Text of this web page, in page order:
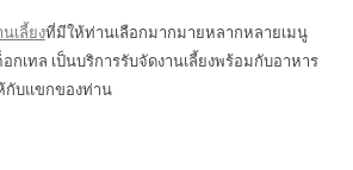
เลี้ยงที่มีให้ท่านเลือกมากมายหลากหลายเมนู
กเทล เป็นบริการรับจัดงานเลี้ยงพร้อมกับอาหาร
กับแขกของท่าน